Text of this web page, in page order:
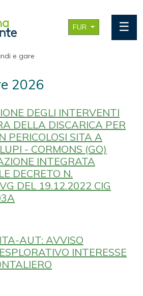
FUR ☰
e gare
2026
DEGLI INTERVENTI
DELLA DISCARICA PER
PERICOLOSI SITA A
- CORMONS (GO)
INTEGRATA
DECRETO N.
DEL 19.12.2022 CIG
AUT: AVVISO
INTERESSE